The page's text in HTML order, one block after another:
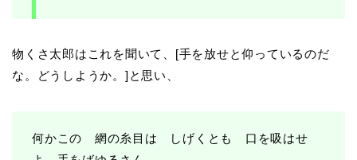
物くさ太郎はこれを聞いて、[手を放せと仰っているのだ
な。どうしようか。]と思い、
何かこの 網の糸目は しげくとも 口を吸はせ